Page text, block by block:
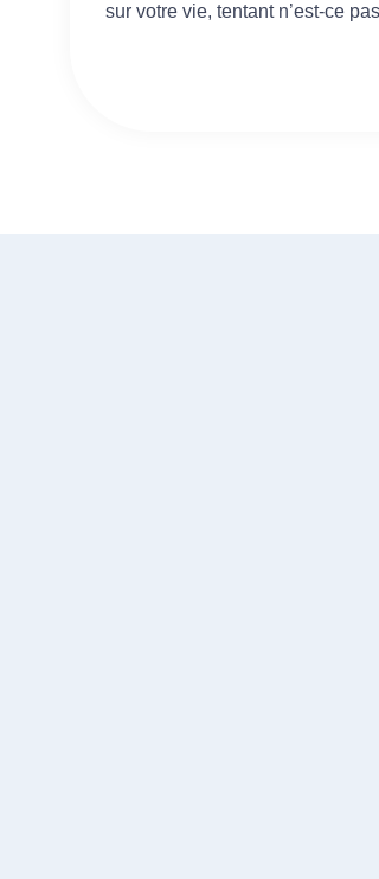
sur votre vie, tentant n’est-ce